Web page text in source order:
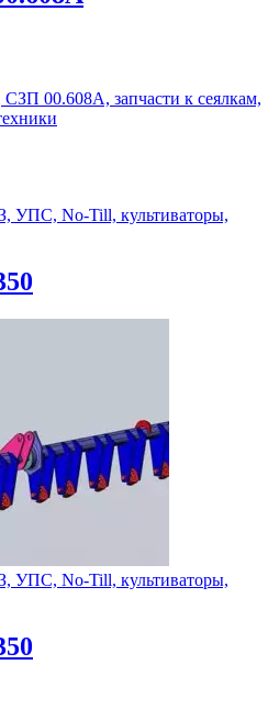
00.608А, запчасти к сеялкам,
УПС, No-Till, культиваторы,
УПС, No-Till, культиваторы,